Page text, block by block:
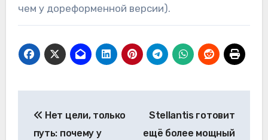
чем у дореформенной версии).
по
Нет цели, только
путь: почему у
Stellantis готовит
ещё более мощный